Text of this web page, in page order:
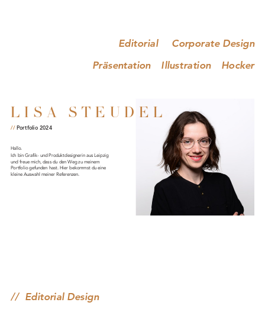
Hallo.
Ich bin Grafik- und Produktdesignerin aus Leipzig
und freue mich, dass du den Weg zu meinem
Portfolio gefunden hast. Hier bekommst du eine
kleine Auswahl meiner Referenzen.
LISA STEUDEL
//Portfolio 2024
Editorial Corporate Design
Präsentation Illustration Hocker
// Editorial Design